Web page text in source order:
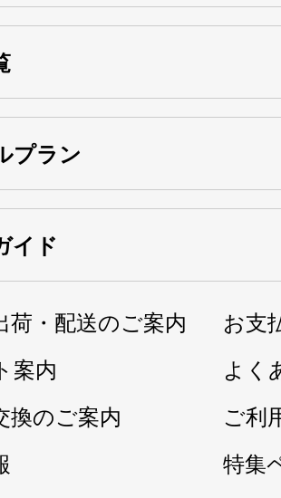
プラン
イド
荷・配送のご案内
お支
案内
よく
換のご案内
ご利
特集